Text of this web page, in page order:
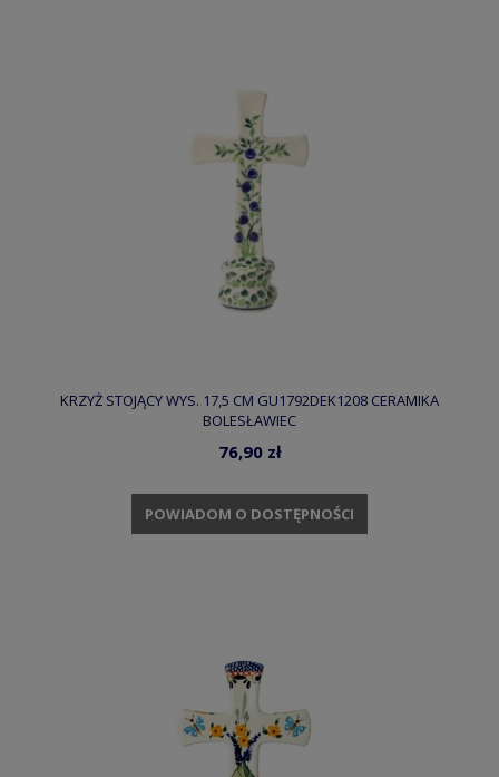
KRZYŻ STOJĄCY WYS. 17,5 CM GU1792DEK1208 CERAMIKA
BOLESŁAWIEC
76,90 zł
POWIADOM O DOSTĘPNOŚCI